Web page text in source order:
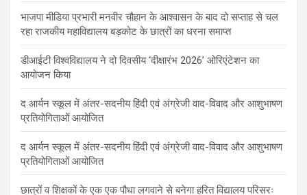
भाजपा मीडिया प्रभारी मनवीर चौहान के आश्वासन के बाद दो सप्ताह से चल
रहा राजकीय महाविद्यालय बड़कोट के छात्रों का धरना समाप्त
डीआईटी विश्वविद्यालय ने दो दिवसीय ‘दीक्षारंभ 2026’ ओरिएंटेशन का
आयोजन किया
द आर्यन स्कूल में अंतर-सदनीय हिंदी एवं अंग्रेजी वाद-विवाद और आशुभाषण
प्रतियोगिताओं आयोजित
द आर्यन स्कूल में अंतर-सदनीय हिंदी एवं अंग्रेजी वाद-विवाद और आशुभाषण
प्रतियोगिताओं आयोजित
छात्रों व शिक्षकों के एक एक पौधा लगवाने से बनेगा हरित विद्यालय परिसरः